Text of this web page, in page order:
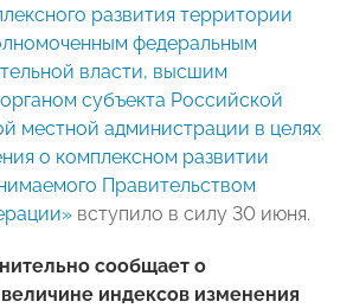
развития территории
федеральным
власти, высшим
субъекта Российской
местной администрации в целях
о комплексном развитии
Правительством
вступило в силу 30 июня.
сообщает о
индексов изменения